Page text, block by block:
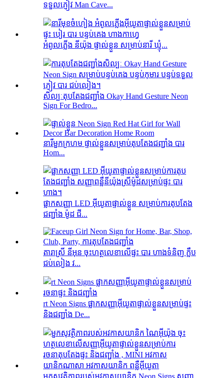
ទទួលភ្ញៀវ Man Cave...
អំពូលភ្លើង នីយ៉ុង ផ្ទាល់ខ្លួន សម្រាប់នារី ឃ្មុំ...
សិល្បៈតុបតែងជញ្ជាំង Okay Hand Gesture Neon
Sign For Bedro...
នារីមួកក្រហម ផ្ទាល់ខ្លួនសម្រាប់តុបតែងជញ្ជាំង បារ
Hom...
ផ្លាកសញ្ញា LED អ៊ីយូតាផ្ទាល់ខ្លួន សម្រាប់ការតុបតែង
ជញ្ជាំង ម៉ូដ ជី...
តារាស្រី នីអុន ចុះហត្ថលេខាលើផ្ទះ បារ ហាងទំនិញ ក្លឹប
ជប់លៀង វ...
rt Neon Signs ផ្លាកសញ្ញាអ៊ីយូតាផ្ទាល់ខ្លួនសម្រាប់ផ្ទះ
និងជញ្ជាំង De...